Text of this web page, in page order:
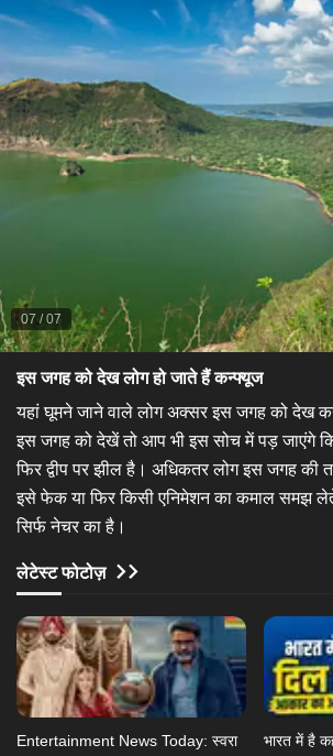
07/07
इस जगह को देख लोग हो जाते हैं कन्फ्यूज
यहां घूमने जाने वाले लोग अक्सर इस जगह को देख
इस जगह को देखें तो आप भी इस सोच में पड़ जाएंगे कि
फिर द्वीप पर झील है। अधिकतर लोग इस जगह की
इसे फेक या फिर किसी एनिमेशन का कमाल समझ
सिर्फ नेचर का है।
लेटेस्ट फोटोज़
Entertainment News Today: स्वरा
भारत में है